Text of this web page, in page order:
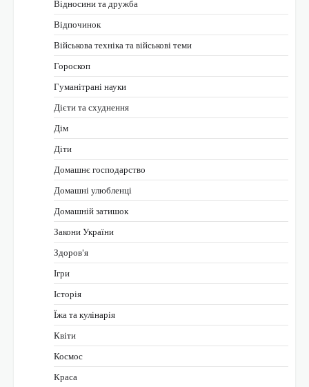
Відносини та дружба
Відпочинок
Військова техніка та військові теми
Гороскоп
Гуманітрані науки
Дієти та схуднення
Дім
Діти
Домашнє господарство
Домашні улюбленці
Домашній затишок
Закони України
Здоров'я
Ігри
Історія
Їжа та кулінарія
Квіти
Космос
Краса